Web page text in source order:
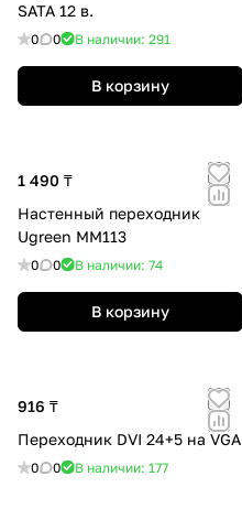
SATA 12 в.
0 0 В наличии: 291
В корзину
1 490 ₸
Настенный переходник
Ugreen MM113
0 0 В наличии: 74
В корзину
916 ₸
Переходник DVI 24+5 на VGA
0 0 В наличии: 177